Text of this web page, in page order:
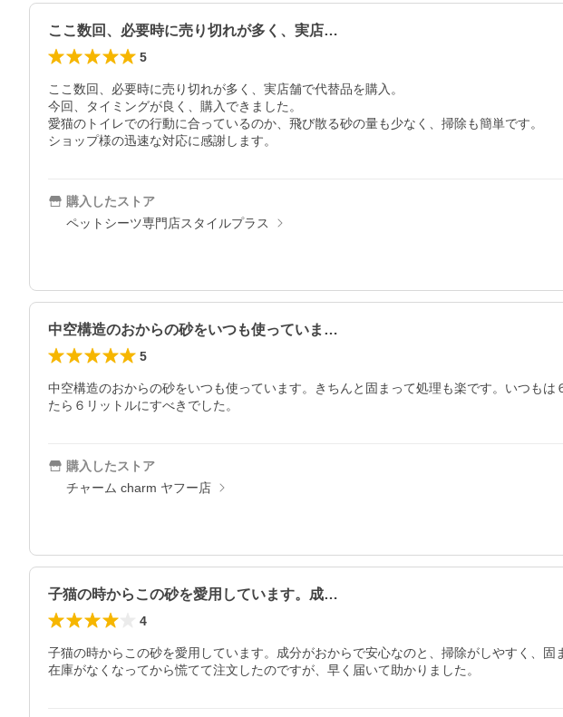
ここ数回、必要時に売り切れが多く、実店…
5
ここ数回、必要時に売り切れが多く、実店舗で代替品を購入。
今回、タイミングが良く、購入できました。
愛猫のトイレでの行動に合っているのか、飛び散る砂の量も少なく、掃除も簡単です。
ショップ様の迅速な対応に感謝します。
購入したストア
ペットシーツ専門店スタイルプラス
中空構造のおからの砂をいつも使っていま…
5
中空構造のおからの砂をいつも使っています。きちんと固まって処理も楽です。いつも
たら６リットルにすべきでした。
購入したストア
チャーム charm ヤフー店
子猫の時からこの砂を愛用しています。成…
4
子猫の時からこの砂を愛用しています。成分がおからで安心なのと、掃除がしやすく、
在庫がなくなってから慌てて注文したのですが、早く届いて助かりました。